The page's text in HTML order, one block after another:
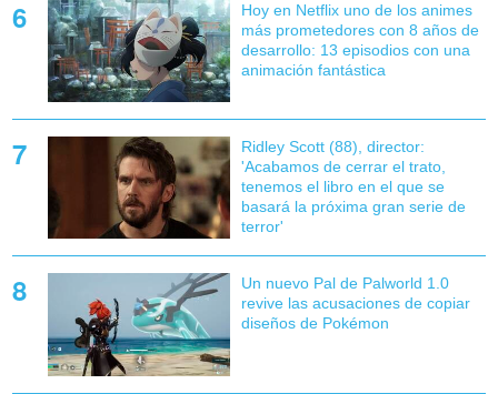
Hoy en Netflix uno de los animes
más prometedores con 8 años de
desarrollo: 13 episodios con una
animación fantástica
Ridley Scott (88), director:
'Acabamos de cerrar el trato,
tenemos el libro en el que se
basará la próxima gran serie de
terror'
Un nuevo Pal de Palworld 1.0
revive las acusaciones de copiar
diseños de Pokémon